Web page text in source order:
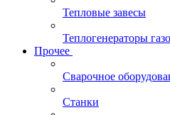
Тепловые завесы
Теплогенераторы
Прочее
Сварочное
Станки